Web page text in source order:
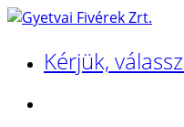
Kérjük,